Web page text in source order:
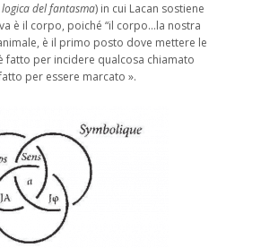
del fantasma) in cui Lacan sostiene
è il corpo, poiché “il corpo…la nostra
è il primo posto dove mettere le
fatto per incidere qualcosa chiamato
per essere marcato ».